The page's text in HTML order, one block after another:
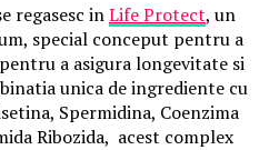
regasesc inLife Protect, un
special conceput pentru a
a asigura longevitate si
unica de ingrediente cu
Spermidina, Coenzima
Ribozida, acest complex